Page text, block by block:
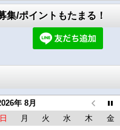
集/ポイントもたまる！
年 8月
日
月 火 水 木 金